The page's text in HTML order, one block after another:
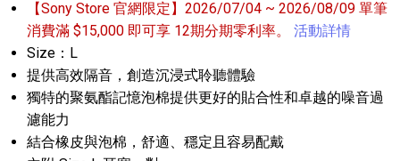
【Sony Store 官網限定】2026/07/04 ~ 2026/08/09 單筆
消費滿 $15,000 即可享 12期分期零利率。
活動詳情
Size：L
提供高效隔音，創造沉浸式聆聽體驗
獨特的聚氨酯記憶泡棉提供更好的貼合性和卓越的噪音過
濾能力
結合橡皮與泡棉，舒適、穩定且容易配戴